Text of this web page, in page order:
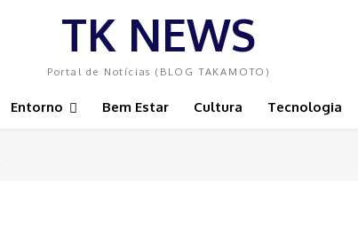
TK NEWS
Portal de Notícias (BLOG TAKAMOTO)
Entorno Bem Estar Cultura Tecnologia